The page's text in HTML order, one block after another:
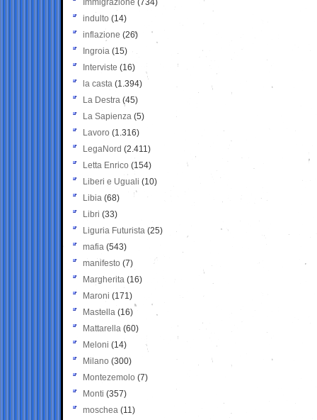
Immigrazione (734)
indulto (14)
inflazione (26)
Ingroia (15)
Interviste (16)
la casta (1.394)
La Destra (45)
La Sapienza (5)
Lavoro (1.316)
LegaNord (2.411)
Letta Enrico (154)
Liberi e Uguali (10)
Libia (68)
Libri (33)
Liguria Futurista (25)
mafia (543)
manifesto (7)
Margherita (16)
Maroni (171)
Mastella (16)
Mattarella (60)
Meloni (14)
Milano (300)
Montezemolo (7)
Monti (357)
moschea (11)